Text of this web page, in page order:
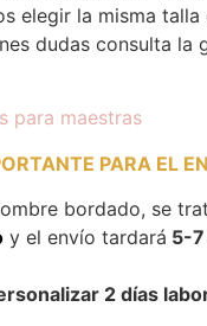
elegir la misma
dudas consulta la
para maestras
PARA EL
bordado, se
y el envío tardará 5-
2 días